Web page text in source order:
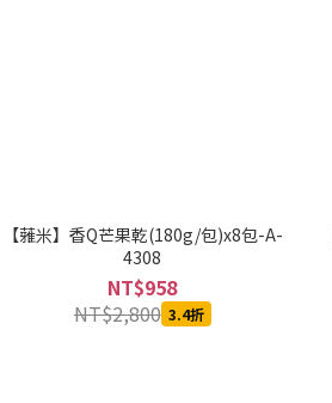
【蕥米】香Q芒果乾(180g/包)x8包-A-
4308
NT$958
NT$2,800 3.4折